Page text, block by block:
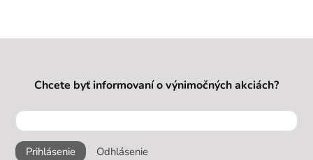
Chcete byť informovaní o výnimočných akciách?
Prihlásenie Odhlásenie